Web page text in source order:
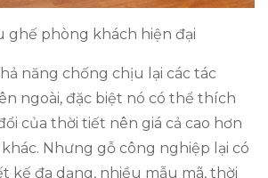
ghế phòng khách hiện đại
năng chống chịu lại các tác
ngoài, đặc biệt nó có thể thích
của thời tiết nên giá cả cao hơn
khác. Nhưng gỗ công nghiệp lại có
kế đa dạng, nhiều mẫu mã, thời